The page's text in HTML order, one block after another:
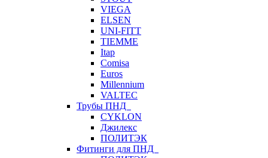
VIEGA
ELSEN
UNI-FITT
TIEMME
Itap
Comisa
Euros
Millennium
VALTEC
Трубы ПНД
CYKLON
Джилекс
ПОЛИТЭК
Фитинги для ПНД